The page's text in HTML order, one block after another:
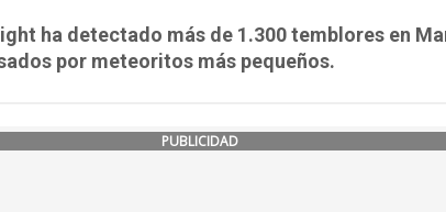
ha detectado más de 1.300 temblores en
por meteoritos más pequeños.
PUBLICIDAD